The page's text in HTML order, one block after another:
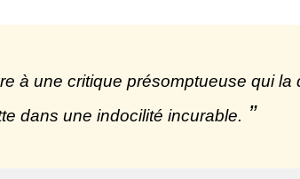
à une critique présomptueuse qui la
dans une indocilité incurable.